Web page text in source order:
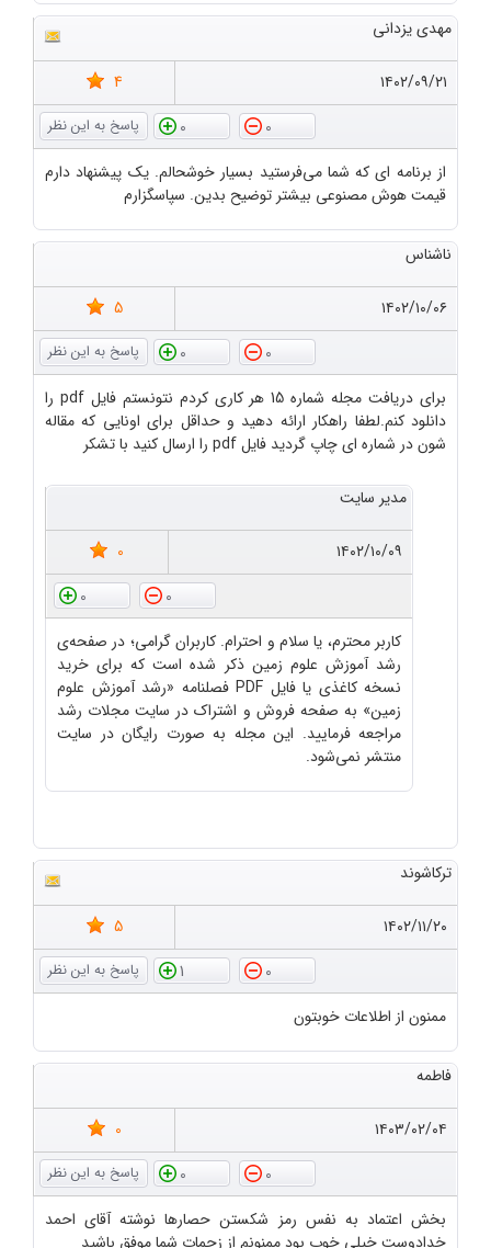
مهدی یزدانی
۱۴۰۲/۰۹/۲۱
4
0
0
از برنامه ای که شما می‌فرستید بسیار خوشحالم. یک پیشنهاد دارم
قیمت هوش مصنوعی بیشتر توضیح بدین. سپاسگزارم
ناشناس
۱۴۰۲/۱۰/۰۶
5
0
0
برای دریافت مجله شماره 15 هر کاری کردم نتونستم فایل pdf را
دانلود کنم.لطفا راهکار ارائه دهید و حداقل برای اونایی که مقاله
شون در شماره ای چاپ گردید فایل pdf را ارسال کنید با تشکر
مدیر سایت
۱۴۰۲/۱۰/۰۹
0
0
0
کاربر محترم، یا سلام و احترام. کاربران گرامی؛ در صفحه‌ی
رشد آموزش علوم زمین ذکر شده است که برای خرید
نسخه کاغذی یا فایل PDF فصلنامه «رشد آموزش علوم
زمین» به صفحه فروش و اشتراک در سایت مجلات رشد
مراجعه فرمایید. این مجله به صورت رایگان در سایت
منتشر نمی‌شود.
ترکاشوند
۱۴۰۲/۱۱/۲۰
5
0
1
ممنون از اطلاعات خوبتون
فاطمه
۱۴۰۳/۰۲/۰۴
0
0
0
بخش اعتماد به نفس رمز شکستن حصارها نوشته آقای احمد
خدادوست خیلی خوب بود ممنونم از زحمات شما موفق باشید